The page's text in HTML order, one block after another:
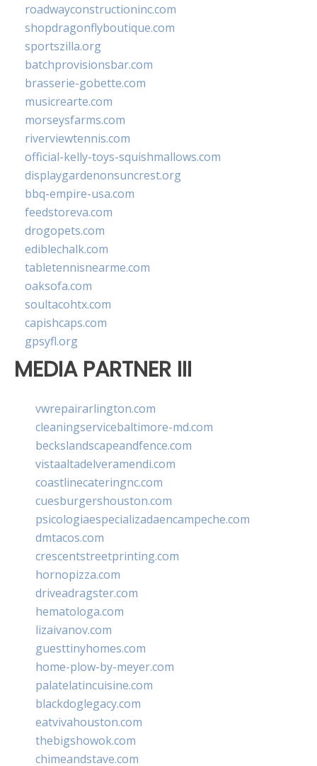
roadwayconstructioninc.com
shopdragonflyboutique.com
sportszilla.org
batchprovisionsbar.com
brasserie-gobette.com
musicrearte.com
morseysfarms.com
riverviewtennis.com
official-kelly-toys-squishmallows.com
displaygardenonsuncrest.org
bbq-empire-usa.com
feedstoreva.com
drogopets.com
ediblechalk.com
tabletennisnearme.com
oaksofa.com
soultacohtx.com
capishcaps.com
gpsyfl.org
MEDIA PARTNER III
vwrepairarlington.com
cleaningservicebaltimore-md.com
beckslandscapeandfence.com
vistaaltadelveramendi.com
coastlinecateringnc.com
cuesburgershouston.com
psicologiaespecializadaencampeche.com
dmtacos.com
crescentstreetprinting.com
hornopizza.com
driveadragster.com
hematologa.com
lizaivanov.com
guesttinyhomes.com
home-plow-by-meyer.com
palatelatincuisine.com
blackdoglegacy.com
eatvivahouston.com
thebigshowok.com
chimeandstave.com